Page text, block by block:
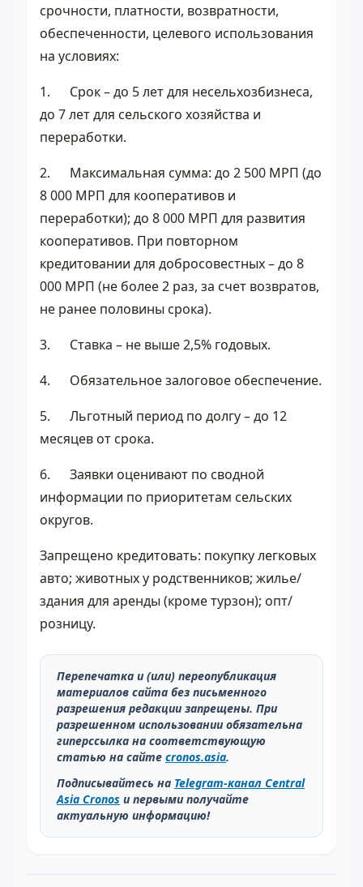
срочности, платности, возвратности,
обеспеченности, целевого использования
на условиях:
1. Срок – до 5 лет для несельхозбизнеса,
до 7 лет для сельского хозяйства и
переработки.
2. Максимальная сумма: до 2 500 МРП (до
8 000 МРП для кооперативов и
переработки); до 8 000 МРП для развития
кооперативов. При повторном
кредитовании для добросовестных – до 8
000 МРП (не более 2 раз, за счет возвратов,
не ранее половины срока).
3. Ставка – не выше 2,5% годовых.
4. Обязательное залоговое обеспечение.
5. Льготный период по долгу – до 12
месяцев от срока.
6. Заявки оценивают по сводной
информации по приоритетам сельских
округов.
Запрещено кредитовать: покупку легковых
авто; животных у родственников; жилье/
здания для аренды (кроме турзон); опт/
розницу.
Перепечатка и (или) переопубликация
материалов сайта без письменного
разрешения редакции запрещены. При
разрешенном использовании обязательна
гиперссылка на соответствующую
статью на сайте cronos.asia.
Подписывайтесь на Telegram-канал Central
Asia Cronos и первыми получайте
актуальную информацию!